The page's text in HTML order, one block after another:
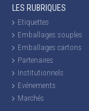
LES RUBRIQUES
Etiquettes
Emballages souples
Emballages cartons
Partenaires
Institutionnels
Evénements
Marchés